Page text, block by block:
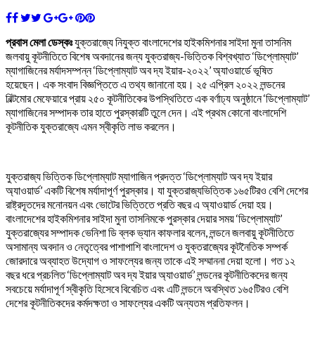
প্রবাস মেলা ডেস্কঃযুক্তরাজ্যে নিযুক্ত বাংলাদেশের হাইকমিশনার সাইদা মুনা তাসনিম
জলবায়ু কূটনীতিতে বিশেষ অবদানের জন্য যুক্তরাজ্য-ভিত্তিক বিশ্বখ্যাত ‘ডিপ্লোম্যাট’
ম্যাগাজিনের মর্যাদসম্পন্ন ‘ডিপ্লোম্যাট অব দ্য ইয়ার-২০২২’ অ্যাওয়ার্ডে ভূষিত
হয়েছেন। এক সংবাদ বিজ্ঞপ্তিতে এ তথ্য জানানো হয়। ২৫ এপ্রিল ২০২২ লন্ডনের
বিল্টমোর মেফেয়ারে প্রায় ২৫০ কূটনীতিকের উপস্থিতিতে এক বর্ণাঢ্য অনুষ্ঠানে ‘ডিপ্লোম্যাট’
ম্যাগাজিনের সম্পাদক তার হাতে পুরস্কারটি তুলে দেন। এই প্রথম কোনো বাংলাদেশি
কূটনীতিক যুক্তরাজ্যে এমন স্বীকৃতি লাভ করলেন।
যুক্তরাজ্য ভিত্তিক ডিপ্লোম্যাট ম্যাগাজিন প্রদত্ত ‘ডিপ্লোম্যাট অব দ্য ইয়ার
অ্যাওয়ার্ড’ একটি বিশেষ মর্যাদাপূর্ণ পুরস্কার। যা যুক্তরাজ্যভিত্তিক ১৬৫টিরও বেশি দেশের
রাষ্ট্রদূতদের মনোনয়ন এবং ভোটের ভিত্তিতে প্রতি বছর এ অ্যাওয়ার্ড দেয়া হয়।
বাংলাদেশের হাইকমিশনার সাইদা মুনা তাসনিমকে পুরস্কার দেয়ার সময় ‘ডিপ্লোম্যাট’
যুক্তরাজ্যের সম্পাদক ভেনিশা ডি ব্লক ভ্যান কাফলার বলেন, লন্ডনে জলবায়ু কূটনীতিতে
অসামান্য অবদান ও নেতৃত্বের পাশাপাশি বাংলাদেশ ও যুক্তরাজ্যের কূটনৈতিক সম্পর্ক
জোরদারে অব্যাহত উদ্যোগ ও সাফল্যের জন্য তাকে এই সম্মাননা দেয়া হলো। গত ১২
বছর ধরে প্রচলিত ‘ডিপ্লোম্যাট অব দ্য ইয়ার অ্যাওয়ার্ড’ লন্ডনের কূটনীতিকদের জন্য
সবচেয়ে মর্যাদাপূর্ণ স্বীকৃতি হিসেবে বিবেচিত এবং এটি লন্ডনে অবস্থিত ১৬৫টিরও বেশি
দেশের কূটনীতিকদের কর্মদক্ষতা ও সাফল্যের একটি অন্যতম প্রতিফলন।